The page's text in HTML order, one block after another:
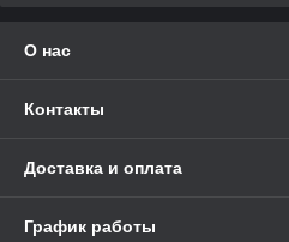
О нас
Контакты
Доставка и оплата
График работы